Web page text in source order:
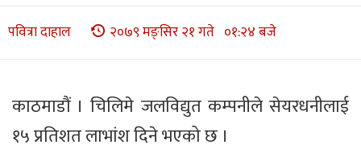
पवित्रा दाहाल २०७९ मङ्सिर २१ गते ०१:२४ बजे
काठमाडौं । चिलिमे जलविद्युत कम्पनीले सेयरधनीलाई
१५ प्रतिशत लाभांश दिने भएको छ ।